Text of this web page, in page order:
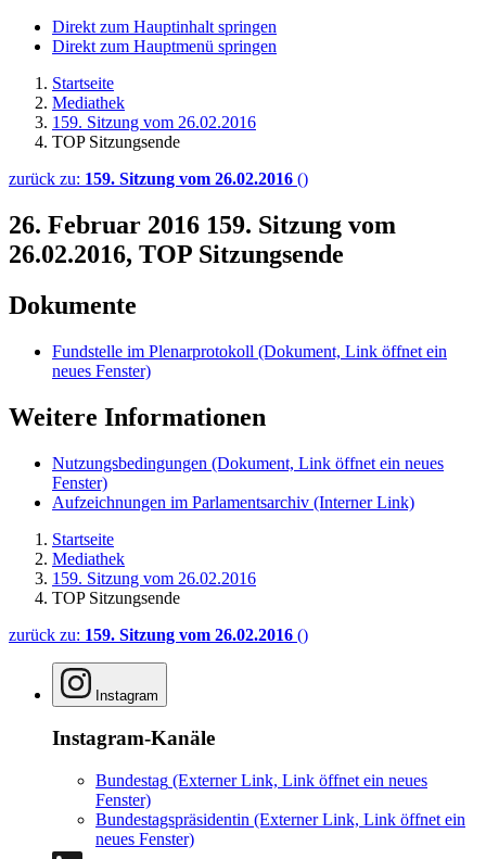
Direkt zum Hauptinhalt springen
Direkt zum Hauptmenü springen
Startseite
Mediathek
159. Sitzung vom 26.02.2016
TOP Sitzungsende
zurück zu: 159. Sitzung vom 26.02.2016 ()
26. Februar 2016 159. Sitzung vom
26.02.2016, TOP Sitzungsende
Dokumente
Fundstelle im Plenarprotokoll (Dokument, Link öffnet ein
neues Fenster)
Weitere Informationen
Nutzungsbedingungen (Dokument, Link öffnet ein neues
Fenster)
Aufzeichnungen im Parlamentsarchiv (Interner Link)
Startseite
Mediathek
159. Sitzung vom 26.02.2016
TOP Sitzungsende
zurück zu: 159. Sitzung vom 26.02.2016 ()
Instagram
Instagram-Kanäle
Bundestag (Externer Link, Link öffnet ein neues
Fenster)
Bundestagspräsidentin (Externer Link, Link öffnet ein
neues Fenster)